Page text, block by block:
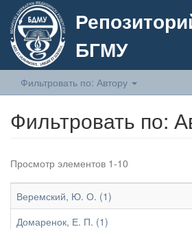
БГМУ
Фильтровать по: Автору
Фильтровать по:
Просмотр элементов 1-10
Веремский, Ю. О. (1)
Домаренок, Е. П. (1)